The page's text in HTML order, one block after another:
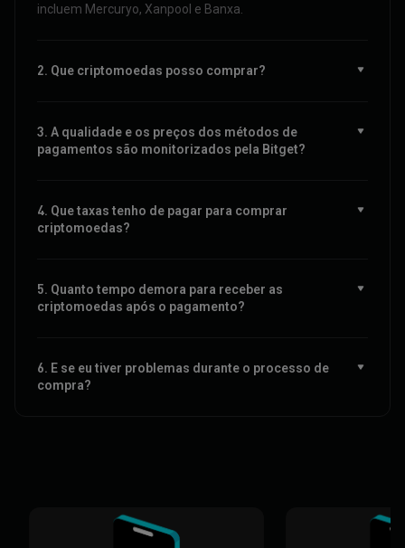
incluem Mercuryo, Xanpool e Banxa.
2. Que criptomoedas posso comprar?
3. A qualidade e os preços dos métodos de
pagamentos são monitorizados pela Bitget?
4. Que taxas tenho de pagar para comprar
criptomoedas?
5. Quanto tempo demora para receber as
criptomoedas após o pagamento?
6. E se eu tiver problemas durante o processo de
compra?